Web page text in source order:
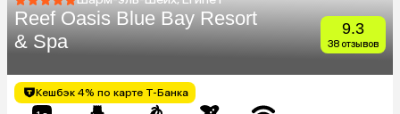
Reef Oasis Blue Bay Resort
& Spa
9.3
38 отзывов
Кешбэк 4% по карте Т-Банка